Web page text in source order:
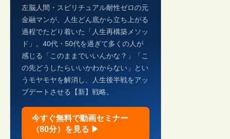
左脳人間・スピリチュアル耐性ゼロの元
金融マンが、人生どん底から立ち上がる
過程でたどり着いた「人生再構築メソッ
ド」。40代・50代を過ぎて多くの人が
感じる「このままでいいんかな？」「こ
の先どうしたらいいかわからない」とい
うモヤモヤを解消し、人生後半戦をアッ
プデートさせる【新】戦略。
今すぐ無料で動画セミナー
（80分）を見る ▶